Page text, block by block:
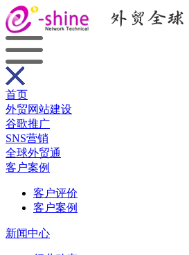
首页
外贸网站建设
谷歌推广
SNS营销
全球外贸通
客户案例
客户评价
客户案例
新闻中心